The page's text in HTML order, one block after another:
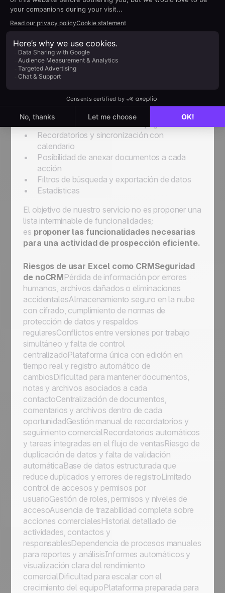
noCRM: Excel y
software CRM lo mejor
de los dos mundos
Fácil de adoptar
Creación de oportunidades de negocio en
segundos
Hoja de cálculo integrada
Recordatorios y sincronización con
calendario
Posibilidad de anexar documentos a cada
acción
Filtros de búsqueda y exportación de datos
Estadísticas
El objetivo de nuestro servicio no es proponer una
lista interminable de funcionalidades;
es proponer las funcionalidades necesarias
para una actividad de prospección eficiente.
Riesgos de usar Excel como CRMSeguridad
de noCRMPérdida de información por errores
humanos, archivos dañados o eliminaciones
accidentalesAlmacenamiento seguro en la nube
con cifrado, cumplimiento de normas de
protección de datos y respaldos
regularesConflictos entre versiones por trabajo
simultáneo y falta de control
centralizadoPlataforma única con edición en
tiempo real y registro automático de
cambiosDificultad para mantener documentos,
notas y archivos asociados a cada
contactoCentralización de documentos,
comentarios y archivos dentro de cada
oportunidadGestión manual de recordatorios y
seguimiento comercialRecordatorios automáticos
y tareas integradas en el flujo de ventasRiesgo de
duplicación de datos y falta de validación
automáticaBase de datos estructurada que
reduce duplicados y errores de registroLimitado
control de accesos y permisos por
usuarioGestión de roles, permisos y niveles de
accesoAusencia de trazabilidad completa sobre
acciones comercialesHistorial detallado de
actividades, contactos y
responsablesDependencia de procesos manuales
para reportes y análisisInformes automáticos y
visualización clara del rendimiento
comercialDificultad para escalar con el
crecimiento del equipoPlataforma preparada para